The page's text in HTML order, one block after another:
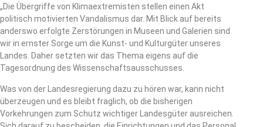
„Die Übergriffe von Klimaextremisten stellen einen Akt
politisch motivierten Vandalismus dar. Mit Blick auf bereits
anderswo erfolgte Zerstörungen in Museen und Galerien sind
wir in ernster Sorge um die Kunst- und Kulturgüter unseres
Landes. Daher setzten wir das Thema eigens auf die
Tagesordnung des Wissenschaftsausschusses.
Was von der Landesregierung dazu zu hören war, kann nicht
überzeugen und es bleibt fraglich, ob die bisherigen
Vorkehrungen zum Schutz wichtiger Landesgüter ausreichen.